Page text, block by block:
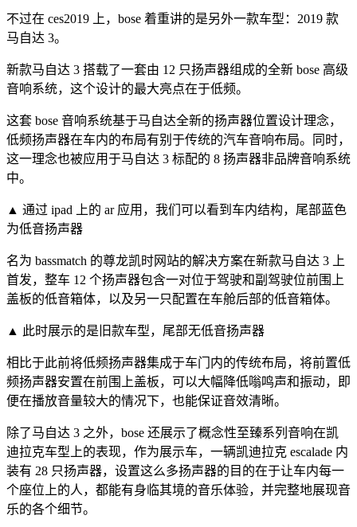
不过在 ces2019 上，bose 着重讲的是另外一款车型：2019 款
马自达 3。
新款马自达 3 搭载了一套由 12 只扬声器组成的全新 bose 高级
音响系统，这个设计的最大亮点在于低频。
这套 bose 音响系统基于马自达全新的扬声器位置设计理念，
低频扬声器在车内的布局有别于传统的汽车音响布局。同时，
这一理念也被应用于马自达 3 标配的 8 扬声器非品牌音响系统
中。
▲ 通过 ipad 上的 ar 应用，我们可以看到车内结构，尾部蓝色
为低音扬声器
名为 bassmatch 的尊龙凯时网站的解决方案在新款马自达 3 上
首发，整车 12 个扬声器包含一对位于驾驶和副驾驶位前围上
盖板的低音箱体，以及另一只配置在车舱后部的低音箱体。
▲ 此时展示的是旧款车型，尾部无低音扬声器
相比于此前将低频扬声器集成于车门内的传统布局，将前置低
频扬声器安置在前围上盖板，可以大幅降低嗡鸣声和振动，即
便在播放音量较大的情况下，也能保证音效清晰。
除了马自达 3 之外，bose 还展示了概念性至臻系列音响在凯
迪拉克车型上的表现，作为展示车，一辆凯迪拉克 escalade 内
装有 28 只扬声器，设置这么多扬声器的目的在于让车内每一
个座位上的人，都能有身临其境的音乐体验，并完整地展现音
乐的各个细节。